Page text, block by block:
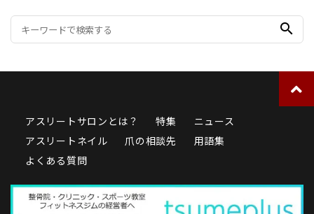
search
アスリートサロンとは？ 特集
ニュース
アスリートネイル
爪の相談先
用語集
よくある質問